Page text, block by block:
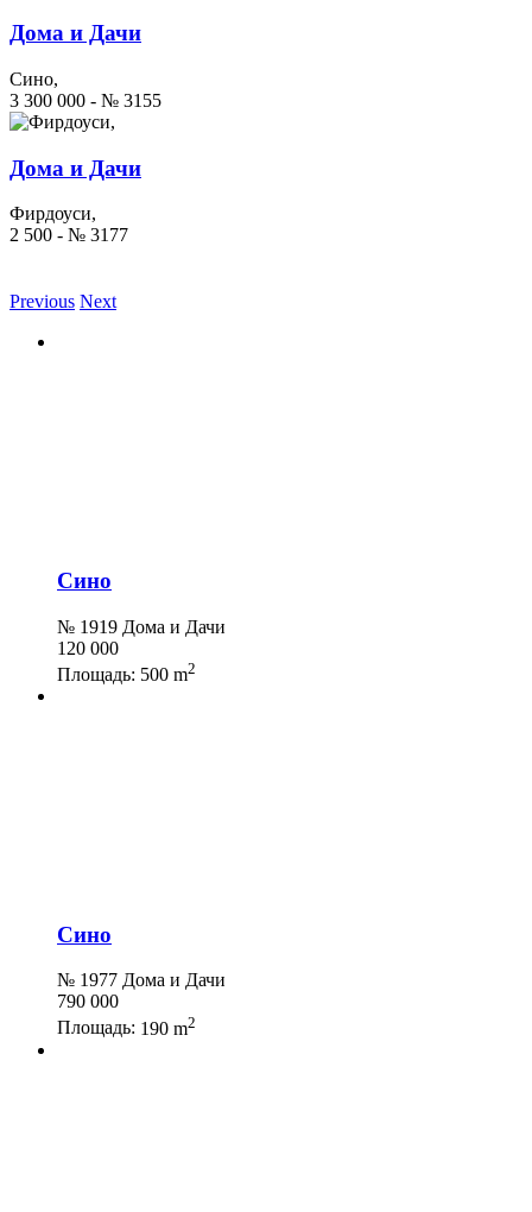
Дома и Дачи
Сино,
3 300 000 - № 3155
Дома и Дачи
Фирдоуси,
2 500 - № 3177
Previous Next
Сино
№ 1919 Дома и Дачи
120 000
Площадь: 500 m2
Сино
№ 1977 Дома и Дачи
790 000
Площадь: 190 m2